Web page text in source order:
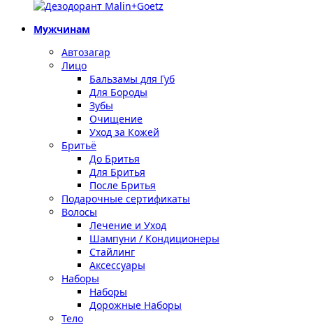
Мужчинам
Автозагар
Лицо
Бальзамы для Губ
Для Бороды
Зубы
Очищение
Уход за Кожей
Бритьё
До Бритья
Для Бритья
После Бритья
Подарочные сертификаты
Волосы
Лечение и Уход
Шампуни / Кондиционеры
Стайлинг
Аксессуары
Наборы
Наборы
Дорожные Наборы
Тело